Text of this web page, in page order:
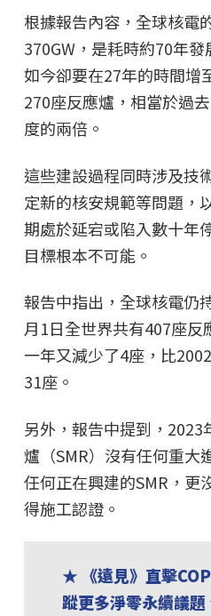
根據報告內容，全球核電
370GW，是耗時約70年
如今卻要在27年的時間增
270座反應爐，相當於過
度的兩倍。
這些建設過程同時涉及技
定新的核安規範等問題，
期處於延宕或陷入數十年
目標根本不可能。
報告中指出，全球核電仍
月1日全世界共有407座反
一年又減少了4座，比
31座。
另外，報告中提到，2023
爐（SMR）沒有任何重大
任何正在興建的SMR，更
得施工認證。
★ 《遠見》直擊
蹤更多淨零永續議